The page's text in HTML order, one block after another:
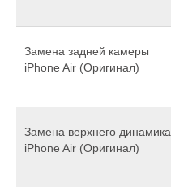
Замена задней камеры
iPhone Air (Оригинал)
Замена верхнего динамика
iPhone Air (Оригинал)